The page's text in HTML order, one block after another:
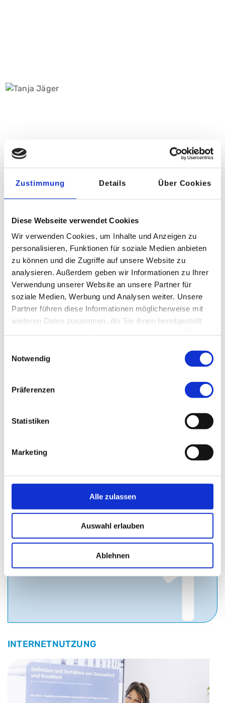
Zustimmung Details Über Cookies
Diese Webseite verwendet Cookies
Wir verwenden Cookies, um Inhalte und Anzeigen zu
personalisieren, Funktionen für soziale Medien anbieten
zu können und die Zugriffe auf unsere Website zu
analysieren. Außerdem geben wir Informationen zu Ihrer
Verwendung unserer Website an unsere Partner für
soziale Medien, Werbung und Analysen weiter. Unsere
Partner führen diese Informationen möglicherweise mit
weiteren Daten zusammen, die Sie ihnen bereitgestellt
Notwendig
Präferenzen
Statistiken
Marketing
Alle zulassen
Auswahl erlauben
Ablehnen
Tanja Jäger
Tel:0911 398-7654
DIREKT ZUR KURZBEWERBUNG
EINFACH MEHR FÜR SIE DRIN
Benefits für
Beschäftigte
1
INTERNETNUTZUNG